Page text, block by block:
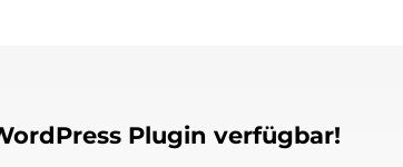
Plugin verfügbar!